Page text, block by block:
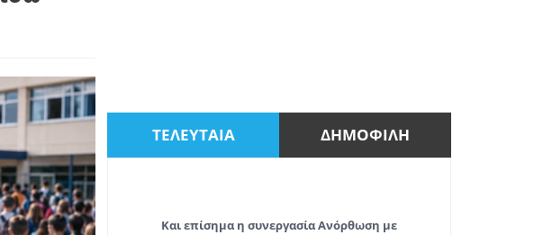
ΤΕΛΕΥΤΑΙΑ ΔΗΜΟΦΙΛΗ
Και επίσημα η συνεργασία Ανόρθωση με